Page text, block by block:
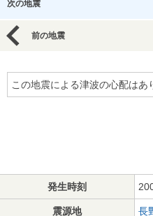
次の地震
前の地震
この地震による津波の心配はあ
発生時刻
震源地 長